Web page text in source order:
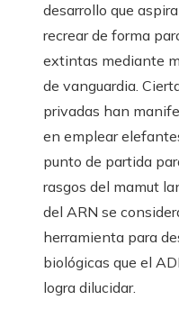
desarrollo que
recrear de forma
extintas mediante
de vanguardia.
privadas han
en emplear
punto de partida
rasgos del mamut
del ARN se
herramienta para
biológicas que el
logra dilucidar.